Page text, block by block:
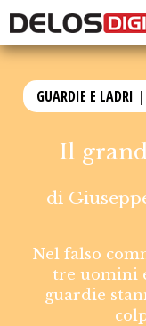
GUARDIE E LADRI
Il
di
Nel falso
tre uomini
guardie